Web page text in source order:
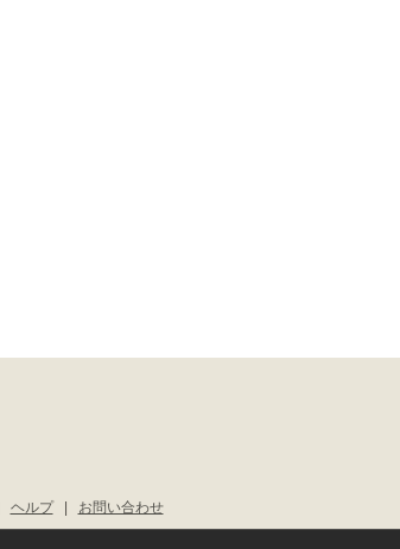
お問い合わせ
|
ヘルプ